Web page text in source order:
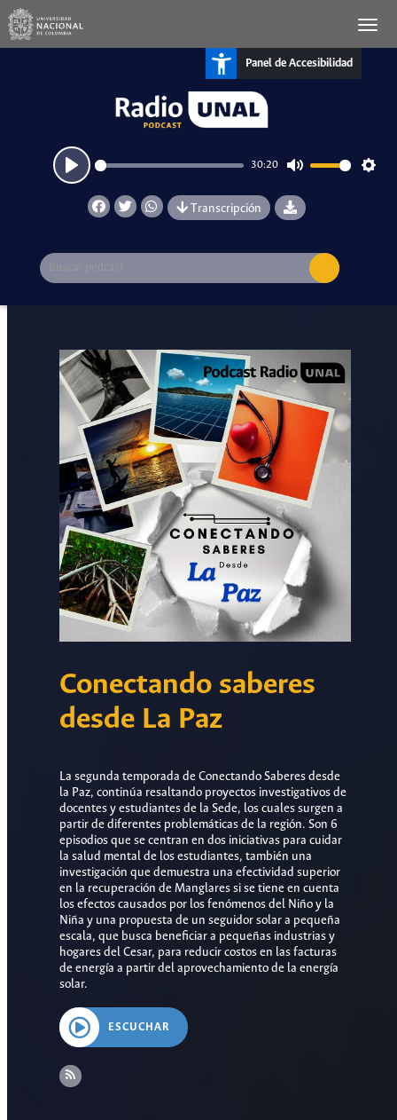
Panel de Accesibilidad
Play
30:20
Transcripción
Conectando saberes
desde La Paz
La segunda temporada de Conectando Saberes desde
la Paz, continúa resaltando proyectos investigativos de
docentes y estudiantes de la Sede, los cuales surgen a
partir de diferentes problemáticas de la región. Son 6
episodios que se centran en dos iniciativas para cuidar
la salud mental de los estudiantes, también una
investigación que demuestra una efectividad superior
en la recuperación de Manglares si se tiene en cuenta
los efectos causados por los fenómenos del Niño y la
Niña y una propuesta de un seguidor solar a pequeña
escala, que busca beneficiar a pequeñas industrias y
hogares del Cesar, para reducir costos en las facturas
de energía a partir del aprovechamiento de la energía
solar.
ESCUCHAR